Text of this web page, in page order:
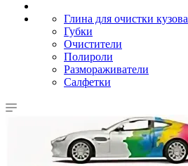
Глина для очистки кузова
Губки
Очистители
Полироли
Размораживатели
Салфетки